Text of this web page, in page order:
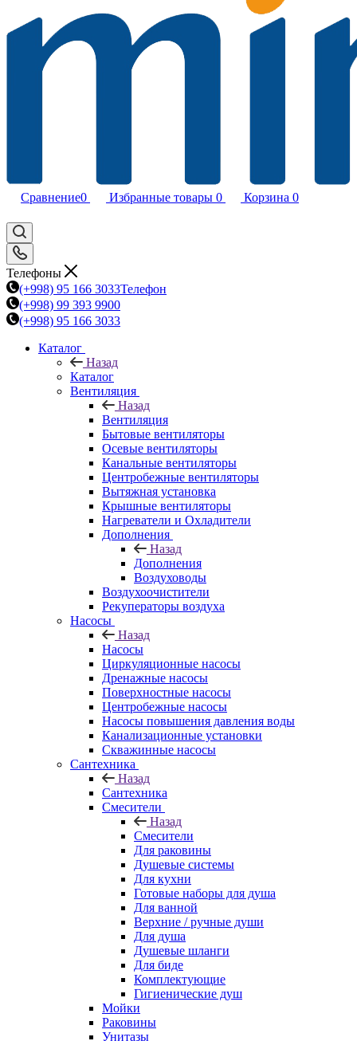
Сравнение0 Избранные товары 0 Корзина 0
Телефоны
(+998) 95 166 3033Телефон
(+998) 99 393 9900
(+998) 95 166 3033
Каталог
Назад
Каталог
Вентиляция
Назад
Вентиляция
Бытовые вентиляторы
Осевые вентиляторы
Канальные вентиляторы
Центробежные вентиляторы
Вытяжная установка
Крышные вентиляторы
Нагреватели и Охладители
Дополнения
Назад
Дополнения
Воздуховоды
Воздухоочистители
Рекуператоры воздуха
Насосы
Назад
Насосы
Циркуляционные насосы
Дренажные насосы
Поверхностные насосы
Центробежные насосы
Насосы повышения давления воды
Канализационные установки
Скважинные насосы
Сантехника
Назад
Сантехника
Смесители
Назад
Смесители
Для раковины
Душевые системы
Для кухни
Готовые наборы для душа
Для ванной
Верхние / ручные души
Для душа
Душевые шланги
Для биде
Комплектующие
Гигиенические душ
Мойки
Раковины
Унитазы